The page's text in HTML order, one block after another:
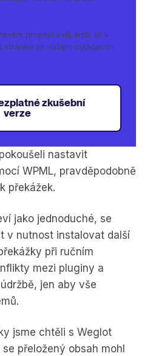
nastavit
WPML, pravděpodobně
překážek.
jako jednoduché, se
v nutnost instalovat další
při ručním
mezi pluginy a
jen aby vše
jsme chtěli s Weglot
přeložený obsah mohl
propojit svůj web, je k
stránka ve vašem ovládacím
zkušební
verze